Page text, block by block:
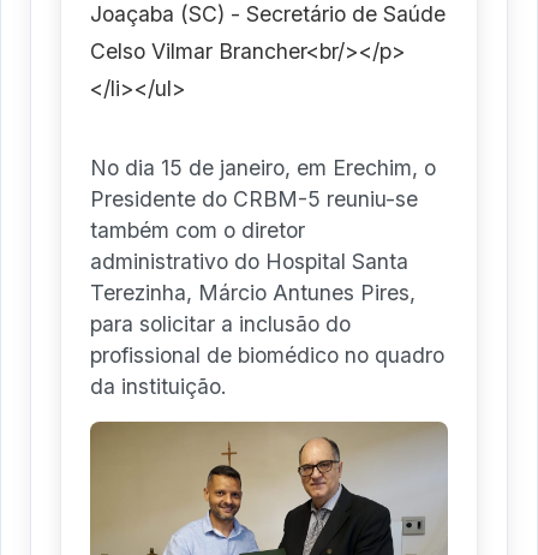
Joaçaba (SC) - Secretário de Saúde
Celso Vilmar Brancher<br/></p>
</li></ul>
No dia 15 de janeiro, em Erechim, o
Presidente do CRBM-5 reuniu-se
também com o diretor
administrativo do Hospital Santa
Terezinha, Márcio Antunes Pires,
para solicitar a inclusão do
profissional de biomédico no quadro
da instituição.